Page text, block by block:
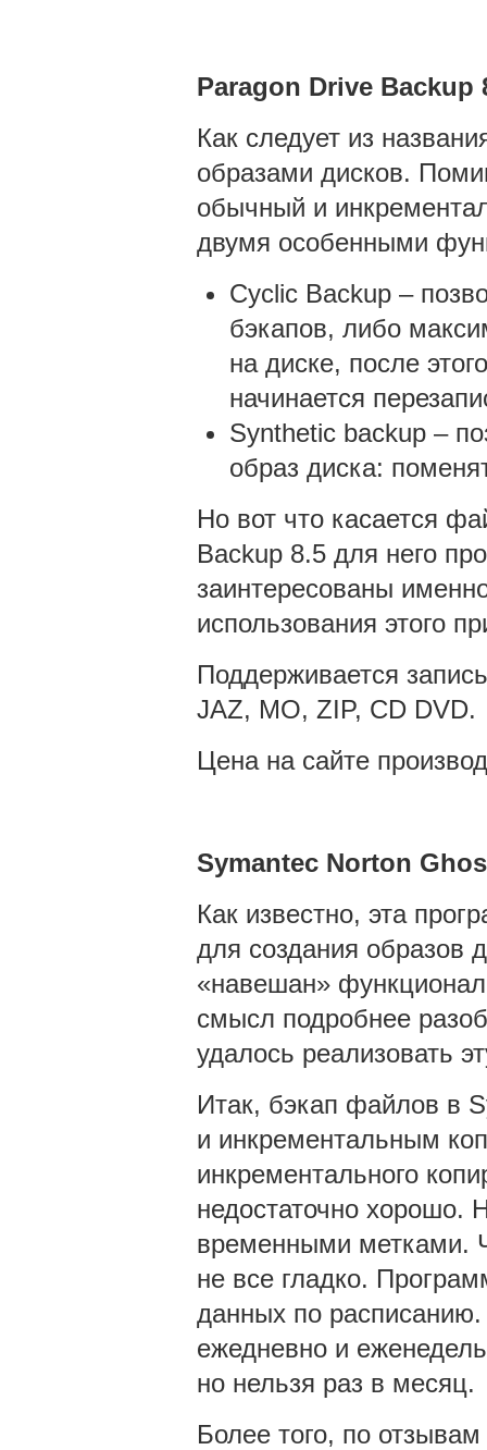
Paragon Drive Backup
Как следует из
образами дисков.
обычный и
двумя особенными
Cyclic Backup –
бэкапов, либо
на диске, после
начинается
Synthetic backup –
образ диска:
Но вот что касается
Backup 8.5 для него
заинтересованы
использования этого
Поддерживается
JAZ, MO, ZIP, CD
Цена на сайте
Symantec Norton
Как известно, эта
для создания образов
«навешан»
смысл подробнее
удалось реализовать
Итак, бэкап файлов в
и инкрементальным
инкрементального
недостаточно хорошо.
временными метками.
не все гладко.
данных по
ежедневно и
но нельзя раз в месяц.
Более того, по